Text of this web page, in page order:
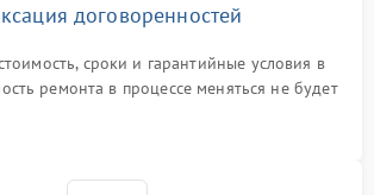
договоренностей
сроки и гарантийные условия в
ремонта в процессе меняться не будет